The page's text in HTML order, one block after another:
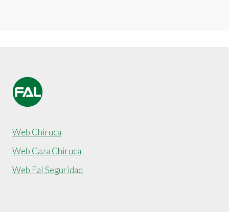
Web Chiruca
Web Caza Chiruca
Web Fal Seguridad